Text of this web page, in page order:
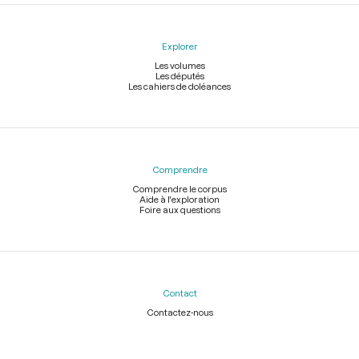
Explorer
Les volumes
Les députés
Les cahiers de doléances
Comprendre
Comprendre le corpus
Aide à l'exploration
Foire aux questions
Contact
Contactez-nous